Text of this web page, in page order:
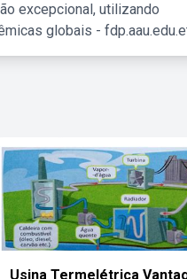
excepcional, utilizando
globais -
Usina Termelétrica